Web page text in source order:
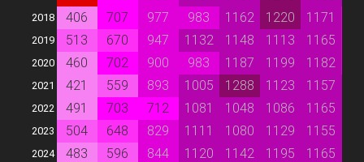
2018 406 707 977 983 1162 1220 1171
2019 513 670 947 1132 1148 1113 1165
2020 460 702 900 983 1187 1199 1182
2021 421 559 893 1005 1288 1123 1157
2022 491 703 712 1081 1048 1086 1165
2023 504 648 829 1111 1080 1129 1155
2024 483 596 844 1120 1142 1195 1165